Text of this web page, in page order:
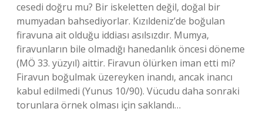
cesedi doğru mu? Bir iskeletten değil, doğal bir
mumyadan bahsediyorlar. Kızıldeniz’de boğulan
firavuna ait olduğu iddiası asılsızdır. Mumya,
firavunların bile olmadığı hanedanlık öncesi döneme
(MÖ 33. yüzyıl) aittir. Firavun ölürken iman etti mi?
Firavun boğulmak üzereyken inandı, ancak inancı
kabul edilmedi (Yunus 10/90). Vücudu daha sonraki
torunlara örnek olması için saklandı…